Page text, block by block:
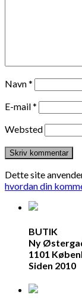
Navn*
E-mail*
Websted
Dette site
hvordan din
BUTIK
Ny
1101
Siden 2010